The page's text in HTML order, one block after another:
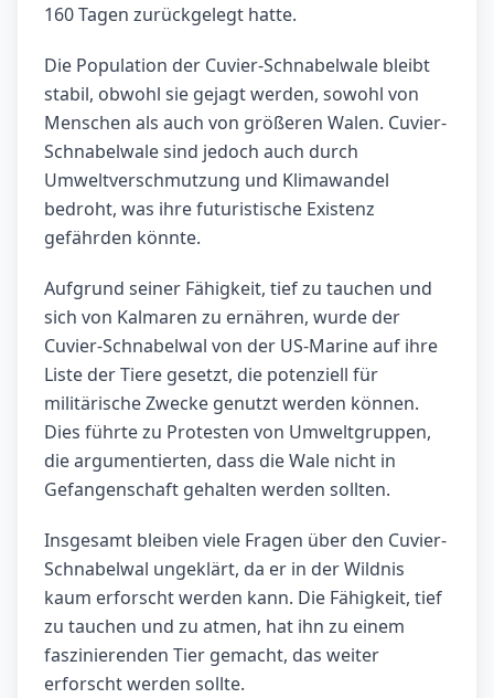
160 Tagen zurückgelegt hatte.
Die Population der Cuvier-Schnabelwale bleibt
stabil, obwohl sie gejagt werden, sowohl von
Menschen als auch von größeren Walen. Cuvier-
Schnabelwale sind jedoch auch durch
Umweltverschmutzung und Klimawandel
bedroht, was ihre futuristische Existenz
gefährden könnte.
Aufgrund seiner Fähigkeit, tief zu tauchen und
sich von Kalmaren zu ernähren, wurde der
Cuvier-Schnabelwal von der US-Marine auf ihre
Liste der Tiere gesetzt, die potenziell für
militärische Zwecke genutzt werden können.
Dies führte zu Protesten von Umweltgruppen,
die argumentierten, dass die Wale nicht in
Gefangenschaft gehalten werden sollten.
Insgesamt bleiben viele Fragen über den Cuvier-
Schnabelwal ungeklärt, da er in der Wildnis
kaum erforscht werden kann. Die Fähigkeit, tief
zu tauchen und zu atmen, hat ihn zu einem
faszinierenden Tier gemacht, das weiter
erforscht werden sollte.